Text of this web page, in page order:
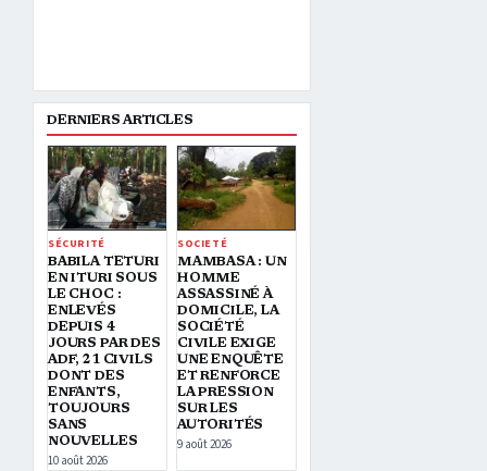
DERNIERS ARTICLES
SÉCURITÉ
BABILA TETURI
EN ITURI SOUS
LE CHOC :
ENLEVÉS
DEPUIS 4
JOURS PAR DES
ADF, 21 CIVILS
DONT DES
ENFANTS,
TOUJOURS
SANS
NOUVELLES
10 août 2026
SOCIETÉ
MAMBASA : UN
HOMME
ASSASSINÉ À
DOMICILE, LA
SOCIÉTÉ
CIVILE EXIGE
UNE ENQUÊTE
ET RENFORCE
LA PRESSION
SUR LES
AUTORITÉS
9 août 2026